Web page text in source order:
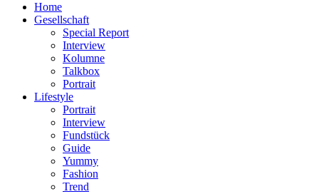
Home
Gesellschaft
Special Report
Interview
Kolumne
Talkbox
Portrait
Lifestyle
Portrait
Interview
Fundstück
Guide
Yummy
Fashion
Trend